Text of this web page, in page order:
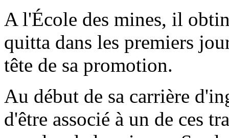
A l'École des mines, il
quitta dans les premiers
tête de sa promotion.
Au début de sa carrière
d'être associé à un de ces